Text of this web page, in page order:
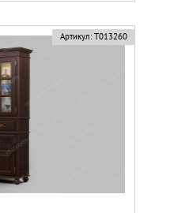
Артикул: Т013260